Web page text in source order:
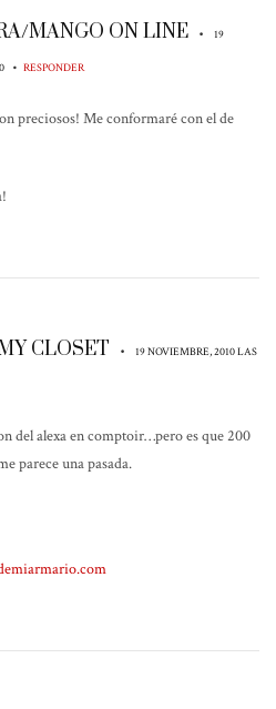
MANGO ON LINE • 19
• RESPONDER
preciosos! Me conformaré con el de
CLOSET • 19 NOVIEMBRE, 2010 LAS
del alexa en comptoir…pero es que 200
parece una pasada.